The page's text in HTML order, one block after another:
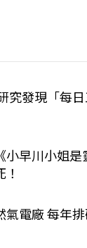
究發現「每
小早川小姐
氣電廠 每年